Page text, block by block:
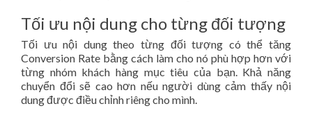
Tối ưu nội dung cho từng đối tượng
Tối ưu nội dung theo từng đối tượng có thể tăng
Conversion Rate bằng cách làm cho nó phù hợp hơn với
từng nhóm khách hàng mục tiêu của bạn. Khả năng
chuyển đổi sẽ cao hơn nếu người dùng cảm thấy nội
dung được điều chỉnh riêng cho mình.